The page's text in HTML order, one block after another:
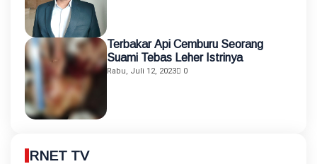
Terbakar Api Cemburu Seorang
Suami Tebas Leher Istrinya
Rabu, Juli 12, 2023 0
RNET TV